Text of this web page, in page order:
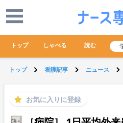
トップ しゃべる 読む
トップ 看護記事 ニュース
お気に入りに登録